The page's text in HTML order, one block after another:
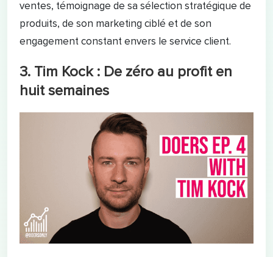
ventes, témoignage de sa sélection stratégique de
produits, de son marketing ciblé et de son
engagement constant envers le service client.
3. Tim Kock : De zéro au profit en
huit semaines